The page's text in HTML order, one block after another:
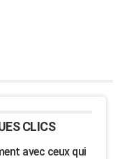
CLICS
avec ceux qui